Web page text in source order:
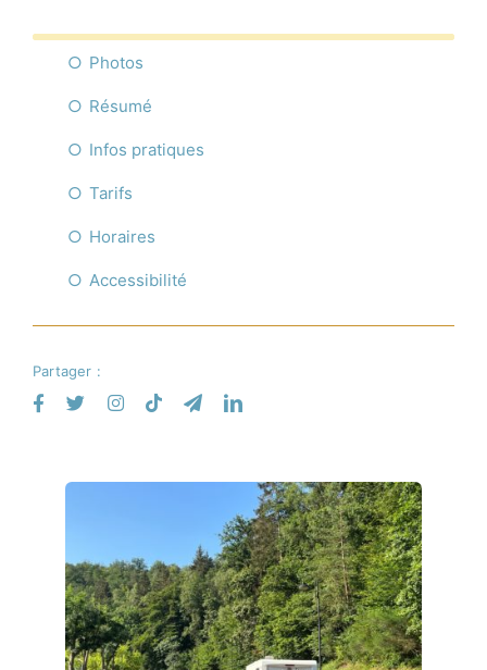
Photos
Résumé
Infos pratiques
Tarifs
Horaires
Accessibilité
Partager :